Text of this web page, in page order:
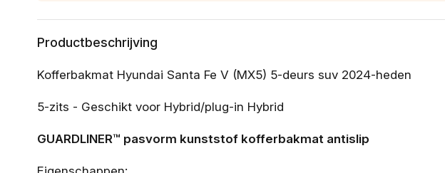
Productbeschrijving
Kofferbakmat Hyundai Santa Fe V (MX5) 5-deurs suv 2024-heden
5-zits - Geschikt voor Hybrid/plug-in Hybrid
GUARDLINER™ pasvorm kunststof kofferbakmat antislip